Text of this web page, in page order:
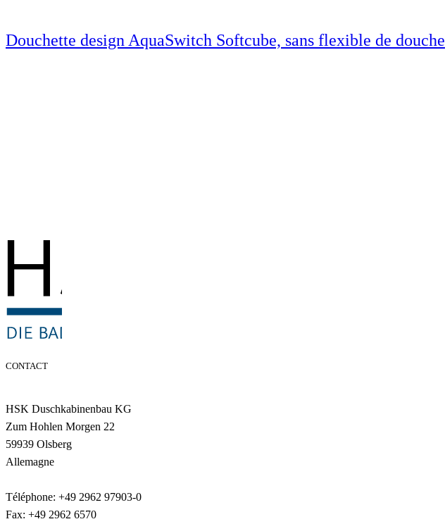
Douchette design AquaSwitch Softcube, sans flexible de douche
CONTACT
HSK Duschkabinenbau KG
Zum Hohlen Morgen 22
59939 Olsberg
Allemagne
Téléphone: +49 2962 97903-0
Fax: +49 2962 6570